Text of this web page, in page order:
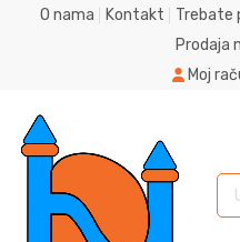
O nama Kontakt Trebate
Prodaja
Moj